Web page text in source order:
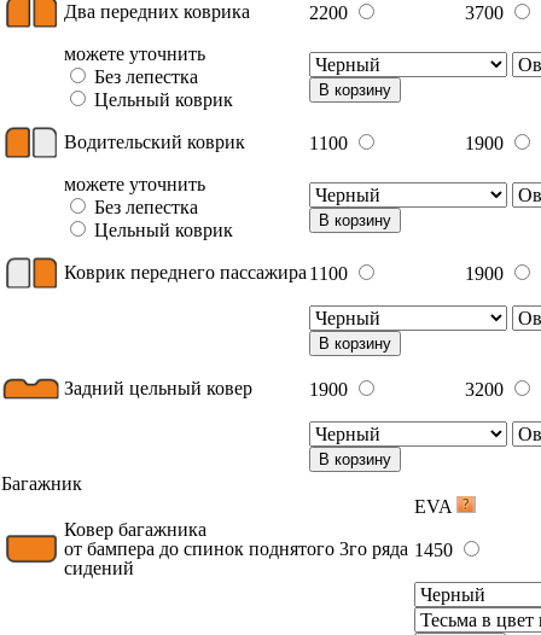
Два передних коврика 2200
3700
можете уточнить
Без лепестка
Цельный коврик
В корзину
Водительский коврик 1100
1900
можете уточнить
Без лепестка
Цельный коврик
В корзину
Коврик переднего пассажира 1100 1900
В корзину
Задний цельный ковер 1900 3200
В корзину
Багажник
EVA
Ковер багажника
от бампера до спинок поднятого 3го ряда
сидений
1450